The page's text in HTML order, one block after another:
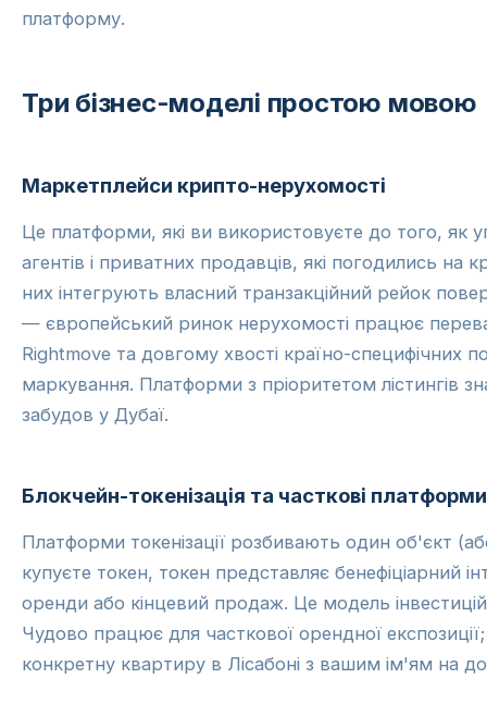
платформу.
Три бізнес-моделі простою мовою
Маркетплейси крипто-нерухомості
Це платформи, які ви використовуєте до того, як
агентів і приватних продавців, які погодились на
них інтегрують власний транзакційний рейок
— європейський ринок нерухомості працює
Rightmove та довгому хвості країно-специфічних
маркування. Платформи з пріоритетом лістингів
забудов у Дубаї.
Блокчейн-токенізація та часткові платформи
Платформи токенізації розбивають один об'єкт
купуєте токен, токен представляє бенефіціарний
оренди або кінцевий продаж. Це модель
Чудово працює для часткової орендної
конкретну квартиру в Лісабоні з вашим ім'ям на